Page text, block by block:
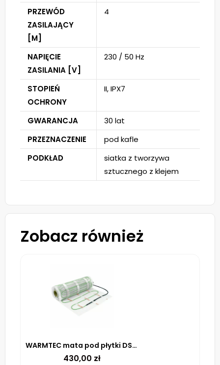
PRZEWÓD
ZASILAJĄCY
[M]
4
NAPIĘCIE
ZASILANIA [V]
230 / 50 Hz
STOPIEŃ
OCHRONY
II, IPX7
GWARANCJA
30 lat
PRZEZNACZENIE
pod kafle
PODKŁAD
siatka z tworzywa
sztucznego z klejem
Zobacz również
WARMTEC mata pod płytki DSE-40 100 W/m² – 4M²
430,00 zł